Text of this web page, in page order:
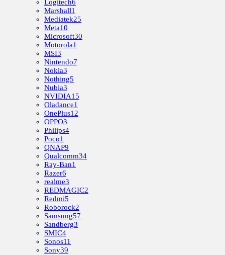
Logitech6
Marshall1
Mediatek25
Meta10
Microsoft30
Motorola1
MSI3
Nintendo7
Nokia3
Nothing5
Nubia3
NVIDIA15
Oladance1
OnePlus12
OPPO3
Philips4
Poco1
QNAP9
Qualcomm34
Ray-Ban1
Razer6
realme3
REDMAGIC2
Redmi5
Roborock2
Samsung57
Sandberg3
SMIC4
Sonos11
Sony39